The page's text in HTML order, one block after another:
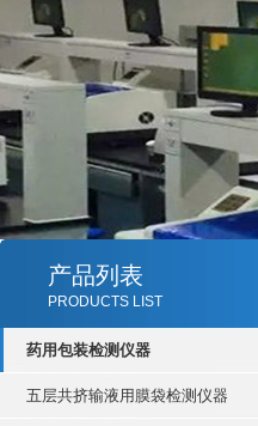
产品列表
PRODUCTS LIST
药用包装检测仪器
五层共挤输液用膜袋检测仪器